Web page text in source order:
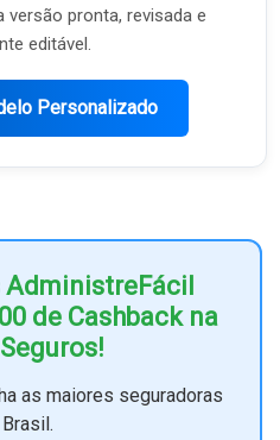
versão pronta, revisada e
editável.
Personalizado
de Cashback na
as maiores seguradoras